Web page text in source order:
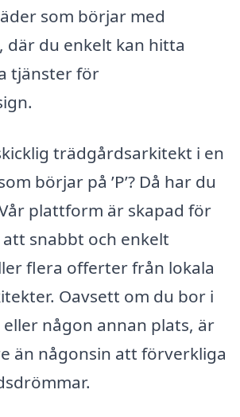
som börjar med
där du enkelt kan hitta
tjänster för
trädgårdsarkitekt i en
börjar på ’P’? Då har du
plattform är skapad för
snabbt och enkelt
flera offerter från lokala
Oavsett om du bor i
eller någon annan plats, är
än någonsin att förverkliga